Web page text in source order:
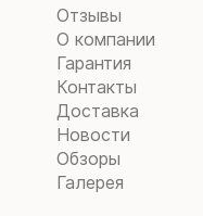
Отзывы
О компании
Гарантия
Контакты
Доставка
Новости
Обзоры
Галерея